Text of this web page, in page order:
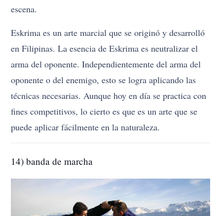
escena.
Eskrima es un arte marcial que se originó y desarrolló
en Filipinas. La esencia de Eskrima es neutralizar el
arma del oponente. Independientemente del arma del
oponente o del enemigo, esto se logra aplicando las
técnicas necesarias. Aunque hoy en día se practica con
fines competitivos, lo cierto es que es un arte que se
puede aplicar fácilmente en la naturaleza.
14) banda de marcha